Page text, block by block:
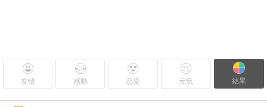
友情 感動 恋愛 元気 結果